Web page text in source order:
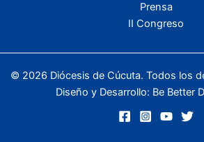
Prensa
II Congreso
© 2026 Diócesis de Cúcuta. Todos los
Diseño y Desarrollo: Be Better